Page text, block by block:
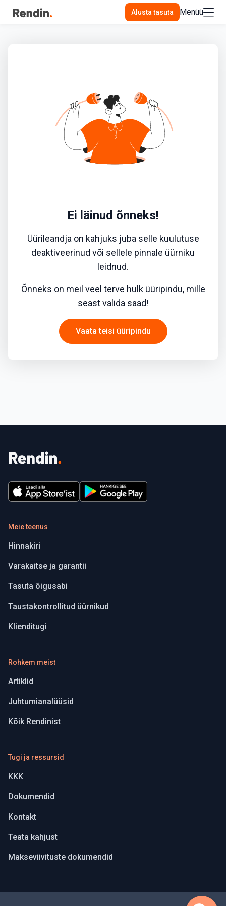
Alusta tasuta Menüü
Ei läinud õnneks!
Üürileandja on kahjuks juba selle kuulutuse
deaktiveerinud või sellele pinnale üürniku
leidnud.
Õnneks on meil veel terve hulk üüripindu, mille
seast valida saad!
Vaata teisi üüripindu
Meie teenus
Hinnakiri
Varakaitse ja garantii
Tasuta õigusabi
Taustakontrollitud üürnikud
Klienditugi
Rohkem meist
Artiklid
Juhtumianalüüsid
Kõik Rendinist
Tugi ja ressursid
KKK
Dokumendid
Kontakt
Teata kahjust
Makseviivituste dokumendid